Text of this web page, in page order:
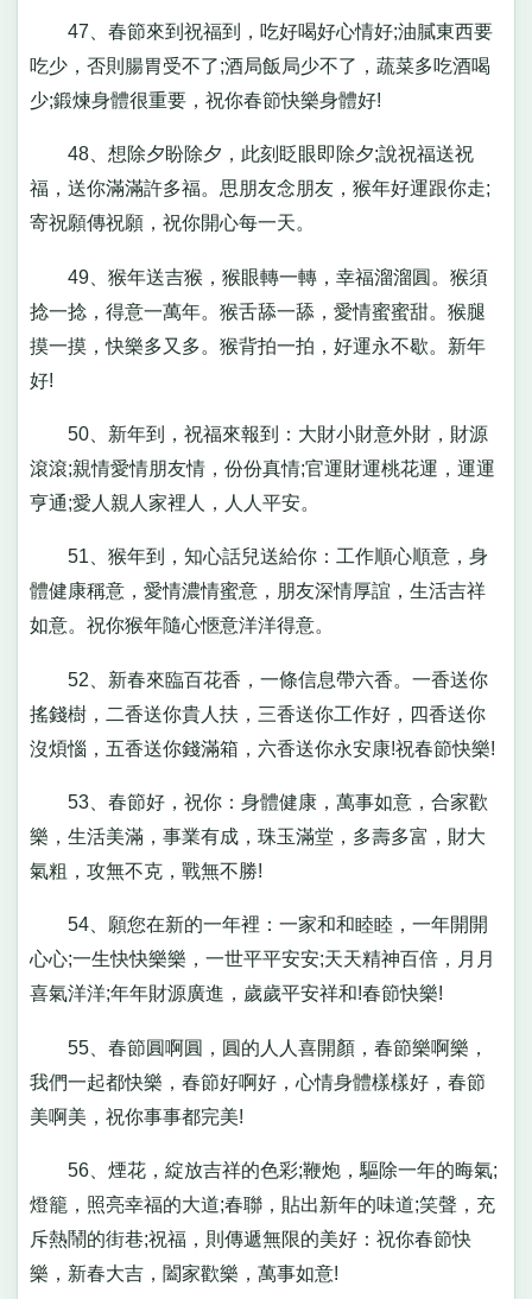
47、春節來到祝福到，吃好喝好心情好;油膩東西要
吃少，否則腸胃受不了;酒局飯局少不了，蔬菜多吃酒喝
少;鍛煉身體很重要，祝你春節快樂身體好!
48、想除夕盼除夕，此刻眨眼即除夕;說祝福送祝
福，送你滿滿許多福。思朋友念朋友，猴年好運跟你走;
寄祝願傳祝願，祝你開心每一天。
49、猴年送吉猴，猴眼轉一轉，幸福溜溜圓。猴須
捻一捻，得意一萬年。猴舌舔一舔，愛情蜜蜜甜。猴腿
摸一摸，快樂多又多。猴背拍一拍，好運永不歇。新年
好!
50、新年到，祝福來報到：大財小財意外財，財源
滾滾;親情愛情朋友情，份份真情;官運財運桃花運，運運
亨通;愛人親人家裡人，人人平安。
51、猴年到，知心話兒送給你：工作順心順意，身
體健康稱意，愛情濃情蜜意，朋友深情厚誼，生活吉祥
如意。祝你猴年隨心愜意洋洋得意。
52、新春來臨百花香，一條信息帶六香。一香送你
搖錢樹，二香送你貴人扶，三香送你工作好，四香送你
沒煩惱，五香送你錢滿箱，六香送你永安康!祝春節快樂!
53、春節好，祝你：身體健康，萬事如意，合家歡
樂，生活美滿，事業有成，珠玉滿堂，多壽多富，財大
氣粗，攻無不克，戰無不勝!
54、願您在新的一年裡：一家和和睦睦，一年開開
心心;一生快快樂樂，一世平平安安;天天精神百倍，月月
喜氣洋洋;年年財源廣進，歲歲平安祥和!春節快樂!
55、春節圓啊圓，圓的人人喜開顏，春節樂啊樂，
我們一起都快樂，春節好啊好，心情身體樣樣好，春節
美啊美，祝你事事都完美!
56、煙花，綻放吉祥的色彩;鞭炮，驅除一年的晦氣;
燈籠，照亮幸福的大道;春聯，貼出新年的味道;笑聲，充
斥熱鬧的街巷;祝福，則傳遞無限的美好：祝你春節快
樂，新春大吉，闔家歡樂，萬事如意!